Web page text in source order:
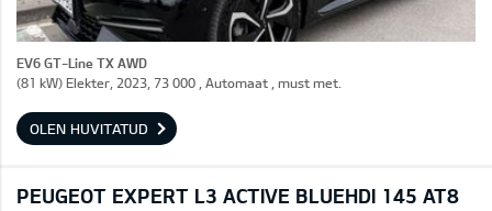
EV6 GT-Line TX AWD
(81 kW) Elekter, 2023, 73 000 , Automaat , must met.
OLEN HUVITATUD
PEUGEOT EXPERT L3 ACTIVE BLUEHDI 145 AT8